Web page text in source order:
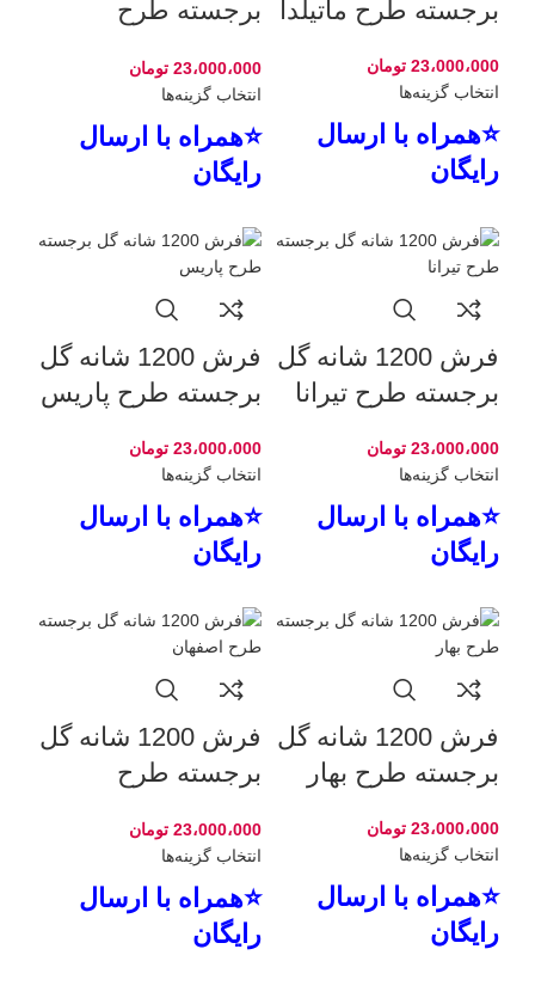
برجسته طرح ماتیلدا
23،000،000 تومان
انتخاب گزینه‌ها
⭐همراه با ارسال
رایگان
برجسته طرح
23،000،000 تومان
انتخاب گزینه‌ها
⭐همراه با ارسال
رایگان
فرش 1200 شانه گل
برجسته طرح تیرانا
23،000،000 تومان
انتخاب گزینه‌ها
⭐همراه با ارسال
رایگان
فرش 1200 شانه گل
برجسته طرح پاریس
23،000،000 تومان
انتخاب گزینه‌ها
⭐همراه با ارسال
رایگان
فرش 1200 شانه گل
برجسته طرح بهار
23،000،000 تومان
انتخاب گزینه‌ها
⭐همراه با ارسال
رایگان
فرش 1200 شانه گل
برجسته طرح
23،000،000 تومان
انتخاب گزینه‌ها
⭐همراه با ارسال
رایگان